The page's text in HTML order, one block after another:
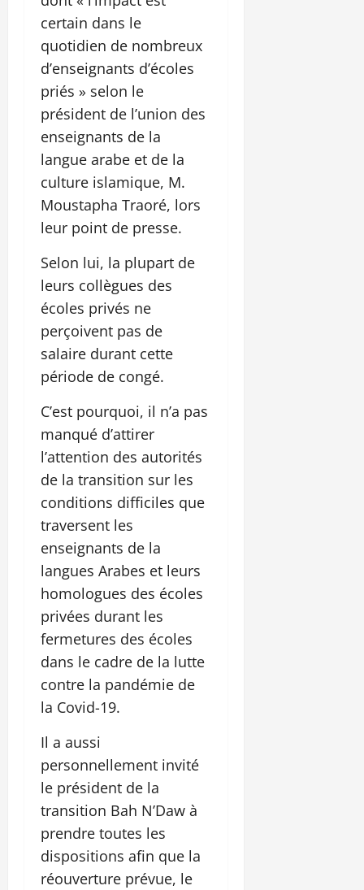
certain dans le
quotidien de nombreux
d’enseignants d’écoles
priés » selon le
président de l’union des
enseignants de la
langue arabe et de la
culture islamique, M.
Moustapha Traoré, lors
leur point de presse.
Selon lui, la plupart de
leurs collègues des
écoles privés ne
perçoivent pas de
salaire durant cette
période de congé.
C’est pourquoi, il n’a pas
manqué d’attirer
l’attention des autorités
de la transition sur les
conditions difficiles que
traversent les
enseignants de la
langues Arabes et leurs
homologues des écoles
privées durant les
fermetures des écoles
dans le cadre de la lutte
contre la pandémie de
la Covid-19.
Il a aussi
personnellement invité
le président de la
transition Bah N’Daw à
prendre toutes les
dispositions afin que la
réouverture prévue, le